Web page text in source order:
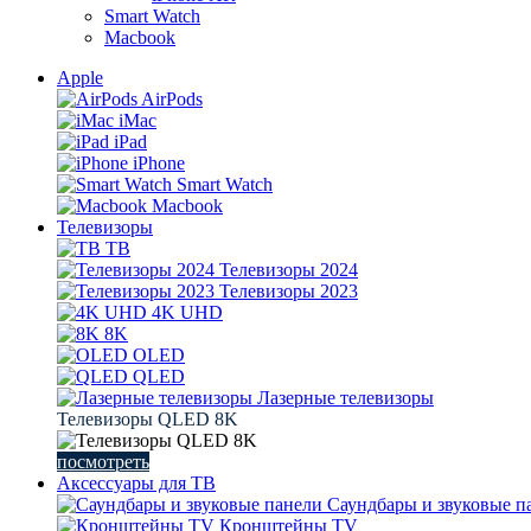
Smart Watch
Macbook
Apple
AirPods
iMac
iPad
iPhone
Smart Watch
Macbook
Телевизоры
ТВ
Телевизоры 2024
Телевизоры 2023
4K UHD
8K
OLED
QLED
Лазерные телевизоры
Телевизоры QLED 8K
посмотреть
Аксессуары для ТВ
Саундбары и звуковые
Кронштейны TV